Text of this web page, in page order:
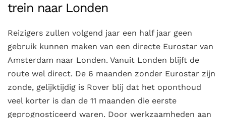
trein naar Londen
Reizigers zullen volgend jaar een half jaar geen
gebruik kunnen maken van een directe Eurostar van
Amsterdam naar Londen. Vanuit Londen blijft de
route wel direct. De 6 maanden zonder Eurostar zijn
zonde, gelijktijdig is Rover blij dat het oponthoud
veel korter is dan de 11 maanden die eerste
geprognosticeerd waren. Door werkzaamheden aan